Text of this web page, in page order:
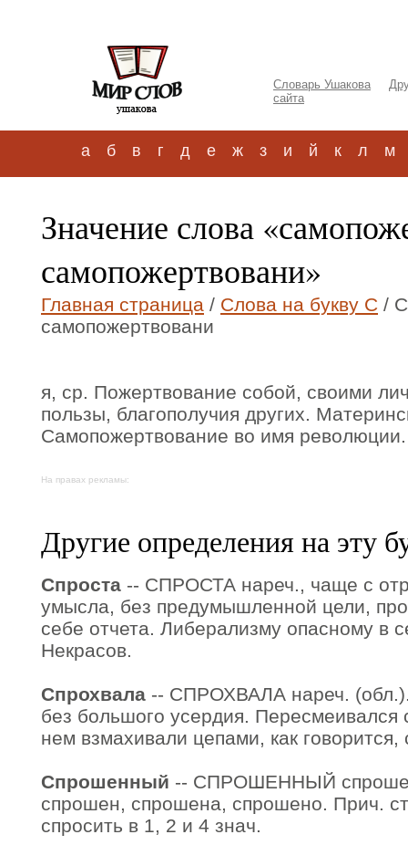
Словарь Ушакова
сайта
а б в г д е ж з и й к л м
Значение слова
самопожертвовани»
Главная страница / Слова на букву С /
самопожертвовани
я, ср. Пожертвование собой, своими
пользы, благополучия других.
Самопожертвование во имя революции.
На правах рекламы:
Другие определения на эту
Спроста -- СПРОСТА нареч., чаще с
умысла, без предумышленной цели,
себе отчета. Либерализму опасному в
Некрасов.
Спрохвала -- СПРОХВАЛА нареч.
без большого усердия. Пересмеивался
нем взмахивали цепами, как говорится,
Спрошенный -- СПРОШЕННЫЙ
спрошен, спрошена, спрошено. Прич.
спросить в 1, 2 и 4 знач.